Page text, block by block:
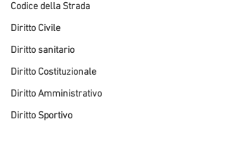
Codice della Strada
Diritto Civile
Diritto sanitario
Diritto Costituzionale
Diritto Amministrativo
Diritto Sportivo